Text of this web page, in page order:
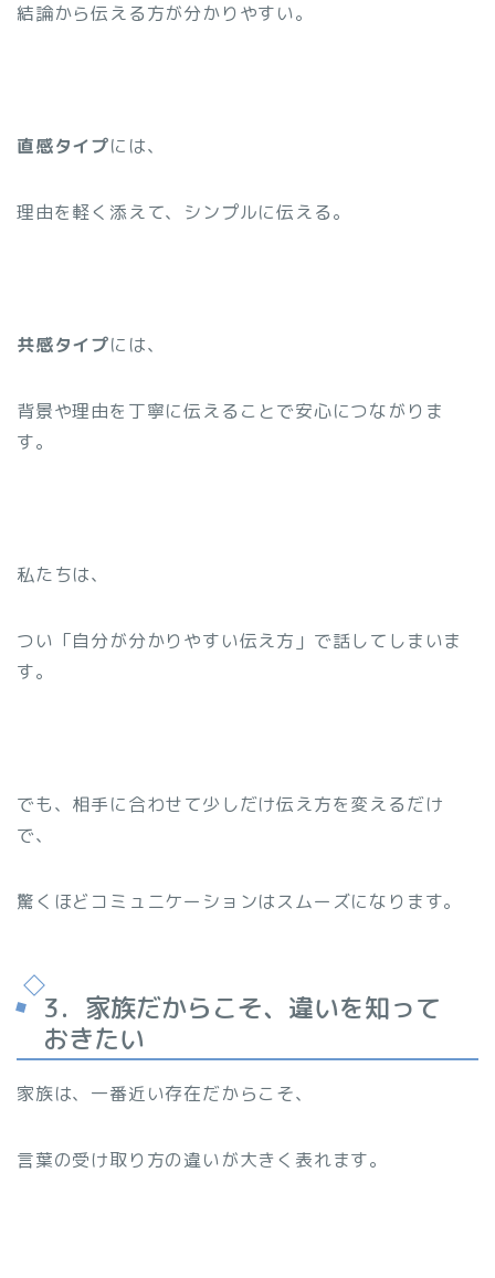
結論から伝える方が分かりやすい。
直感タイプには、
理由を軽く添えて、シンプルに伝える。
共感タイプには、
背景や理由を丁寧に伝えることで安心につながりま
す。
私たちは、
つい「自分が分かりやすい伝え方」で話してしまいま
す。
でも、相手に合わせて少しだけ伝え方を変えるだけ
で、
驚くほどコミュニケーションはスムーズになります。
3．家族だからこそ、違いを知って
おきたい
家族は、一番近い存在だからこそ、
言葉の受け取り方の違いが大きく表れます。